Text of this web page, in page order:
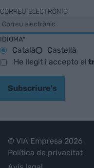
CORREU ELECTRÒNIC
IDIOMA*
Català
Castellà
He llegit i accepto el
Subscriure's
© VIA Empresa 2026
Política de privacitat